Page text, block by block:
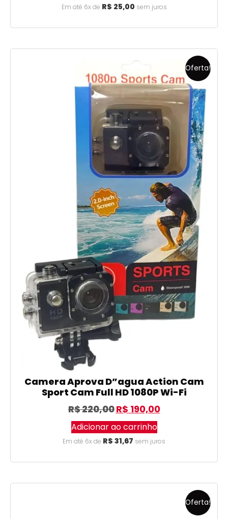
Em até 6x de R$ 25,00 sem juros
Oferta!
Camera Aprova D”agua Action Cam
Sport Cam Full HD 1080P Wi-Fi
R$220,00R$ 190,00
Adicionar ao carrinho
Em até 6x de R$ 31,67 sem juros
Oferta!